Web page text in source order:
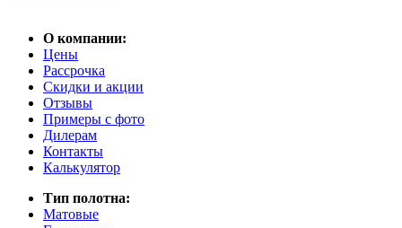
О компании:
Цены
Рассрочка
Скидки и акции
Отзывы
Примеры с фото
Дилерам
Контакты
Калькулятор
Тип полотна:
Матовые